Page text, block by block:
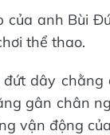
của anh Bùi
thể thao.
dây
gân chân
vận động